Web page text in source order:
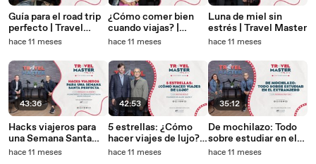
Guía para el road trip
perfecto | Travel
Master
hace 11 meses
43:36
Hacks viajeros para
una Semana Santa
perfecta | Travel
hace 11 meses
¿Cómo comer bien
cuando viajas? |
Travel Master
hace 11 meses
42:53
5 estrellas: ¿Cómo
hacer viajes de lujo? |
Revista Moi
hace 11 meses
Luna de miel sin
estrés | Travel Master
hace 11 meses
35:12
De mochilazo: Todo
sobre estudiar en el
extranjero | Travel
hace 11 meses